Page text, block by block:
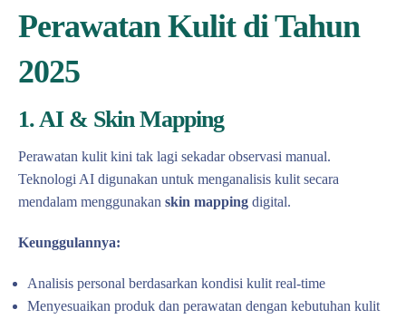
Perawatan Kulit di Tahun
2025
1. AI & Skin Mapping
Perawatan kulit kini tak lagi sekadar observasi manual.
Teknologi AI digunakan untuk menganalisis kulit secara
mendalam menggunakan skin mapping digital.
Keunggulannya:
Analisis personal berdasarkan kondisi kulit real-time
Menyesuaikan produk dan perawatan dengan kebutuhan kulit